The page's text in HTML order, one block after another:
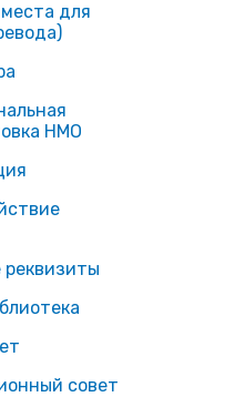
для
НМО
реквизиты
совет